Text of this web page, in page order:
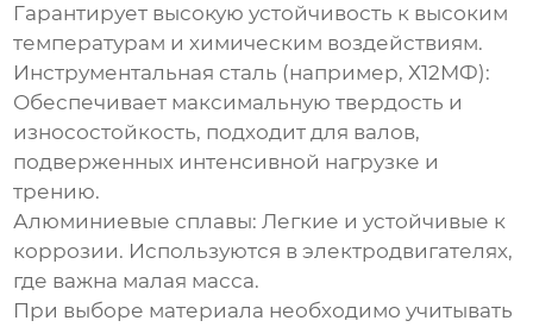
Гарантирует высокую устойчивость к высоким
температурам и химическим воздействиям.
Инструментальная сталь (например, Х12МФ):
Обеспечивает максимальную твердость и
износостойкость, подходит для валов,
подверженных интенсивной нагрузке и
трению.
Алюминиевые сплавы: Легкие и устойчивые к
коррозии. Используются в электродвигателях,
где важна малая масса.
При выборе материала необходимо учитывать